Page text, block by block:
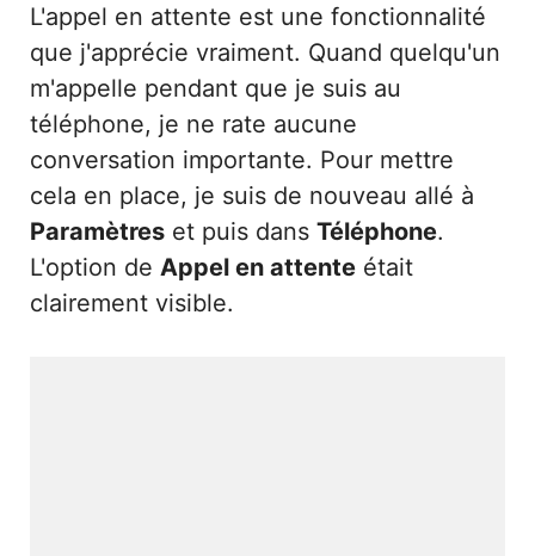
L'appel en attente est une fonctionnalité
que j'apprécie vraiment. Quand quelqu'un
m'appelle pendant que je suis au
téléphone, je ne rate aucune
conversation importante. Pour mettre
cela en place, je suis de nouveau allé à
Paramètres et puis dans Téléphone.
L'option de Appel en attente était
clairement visible.